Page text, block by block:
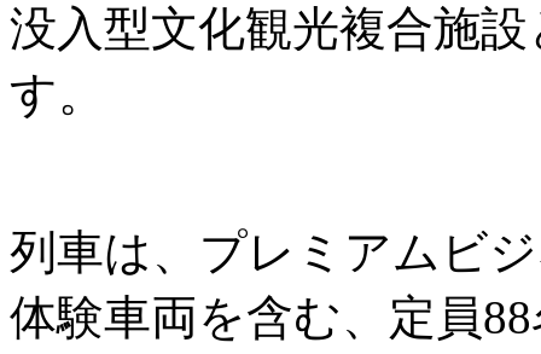
没入型文化観光複合施
す。
列車は、プレミアムビ
体験車両を含む、定員